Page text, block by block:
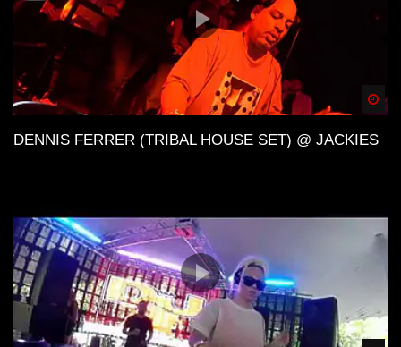
DENNIS FERRER (TRIBAL HOUSE SET) @ JACKIES